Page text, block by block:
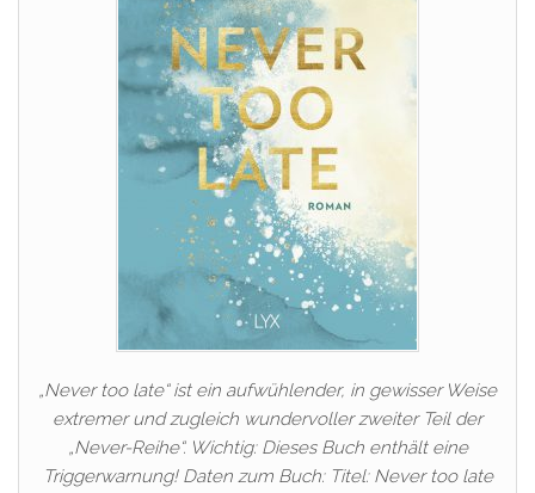
„Never too late“ ist ein aufwühlender, in gewisser Weise
extremer und zugleich wundervoller zweiter Teil der
„Never-Reihe“. Wichtig: Dieses Buch enthält eine
Triggerwarnung! Daten zum Buch: Titel: Never too late